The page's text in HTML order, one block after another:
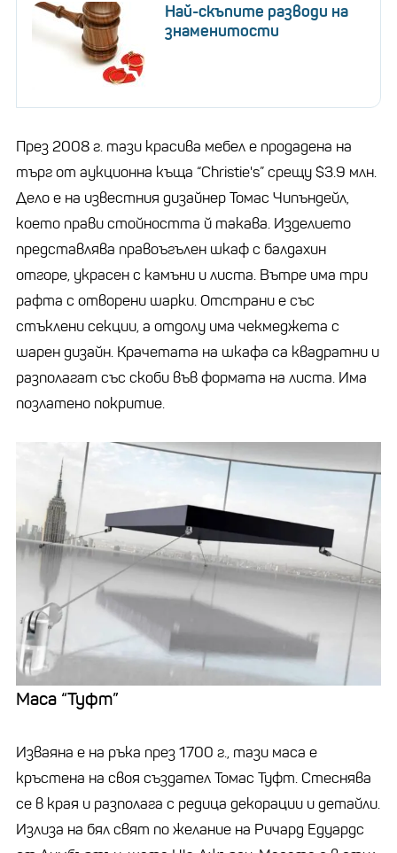
Най-скъпите разводи на
знаменитости
През 2008 г. тази красива мебел е продадена на
търг от аукционна къща “Christie's” срещу $3.9 млн.
Дело е на известния дизайнер Томас Чипъндейл,
което прави стойността й такава. Изделието
представлява правоъгълен шкаф с балдахин
отгоре, украсен с камъни и листа. Вътре има три
рафта с отворени шарки. Отстрани е със
стъклени секции, а отдолу има чекмеджета с
шарен дизайн. Крачетата на шкафа са квадратни и
разполагат със скоби във формата на листа. Има
позлатено покритие.
Маса “Туфт”
Изваяна е на ръка през 1700 г., тази маса е
кръстена на своя създател Томас Туфт. Стеснява
се в края и разполага с редица декорации и детайли.
Излиза на бял свят по желание на Ричард Едуардс